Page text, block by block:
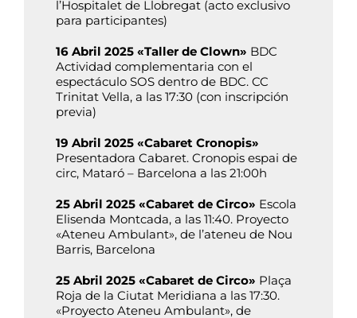
l’Hospitalet de Llobregat (acto exclusivo
para participantes)
16 Abril 2025 «Taller de Clown» BDC
Actividad complementaria con el
espectáculo SOS dentro de BDC. CC
Trinitat Vella, a las 17:30 (con inscripción
previa)
19 Abril 2025 «Cabaret Cronopis»
Presentadora Cabaret. Cronopis espai de
circ, Mataró – Barcelona a las 21:00h
25 Abril 2025 «Cabaret de Circo» Escola
Elisenda Montcada, a las 11:40. Proyecto
«Ateneu Ambulant», de l’ateneu de Nou
Barris, Barcelona
25 Abril 2025 «Cabaret de Circo» Plaça
Roja de la Ciutat Meridiana a las 17:30.
«Proyecto Ateneu Ambulant», de